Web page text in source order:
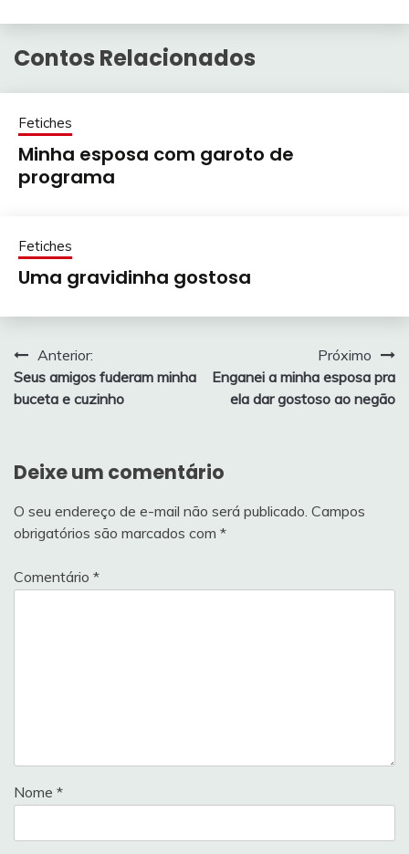
Contos Relacionados
Fetiches
Minha esposa com garoto de
programa
Fetiches
Uma gravidinha gostosa
Navegação
de
Anterior:
Seus amigos fuderam minha
buceta e cuzinho
Próximo
Enganei a minha esposa pra
ela dar gostoso ao negão
Deixe um comentário
O seu endereço de e-mail não será publicado. Campos
obrigatórios são marcados com *
Comentário *
Nome *